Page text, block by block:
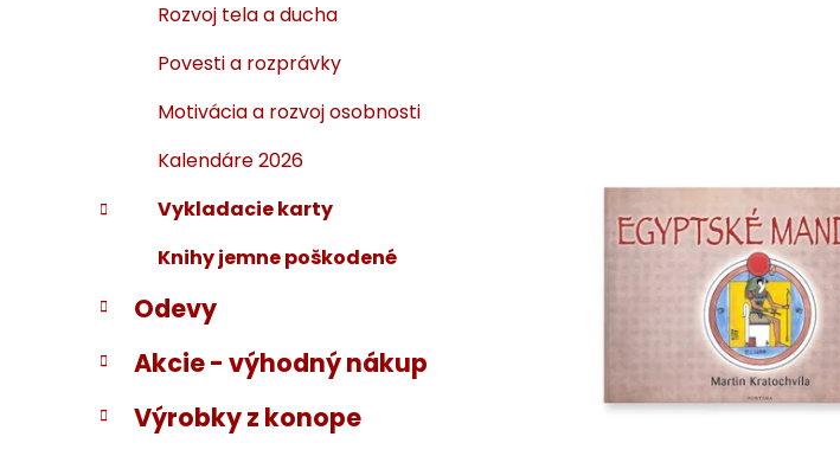
Rozvoj tela a ducha
Povesti a rozprávky
Motivácia a rozvoj osobnosti
Kalendáre 2026
Vykladacie karty
Knihy jemne poškodené
Odevy
Akcie - výhodný nákup
Výrobky z konope